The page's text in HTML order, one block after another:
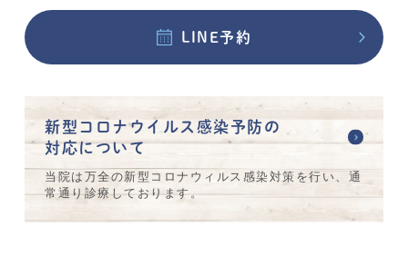
LINE予約
新型コロナウイルス感染予防の
対応について
当院は万全の新型コロナウィルス感染対策を行い、通
常通り診療しております。